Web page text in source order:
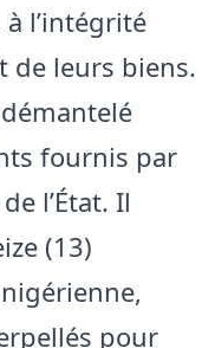
l’intégrité
de leurs biens.
fournis par
l’État. Il
(13)
pour